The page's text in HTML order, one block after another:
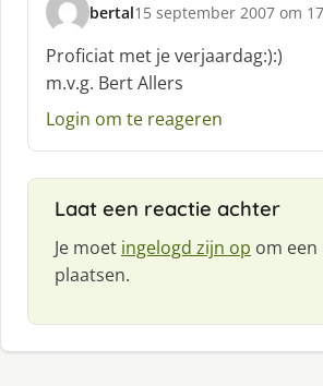
bertal
s
c
h
r
e
:
15 september 2007 om
Proficiat met je verjaardag:):)
m.v.g. Bert Allers
Login om te reageren
Laat een reactie achter
Je moet ingelogd zijn op om
plaatsen.